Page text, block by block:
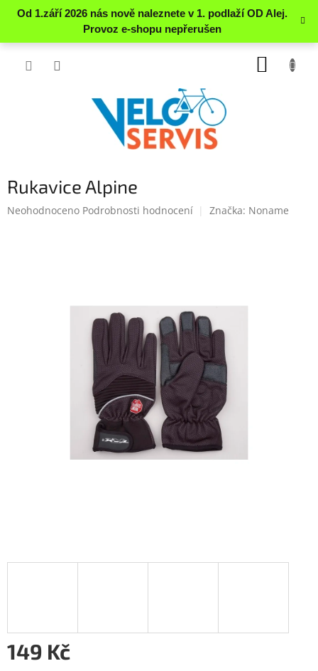
Přejít
Rukavice Alpine
Průměrné
Neohodnoceno Podrobnosti hodnocení Značka: Noname
149 Kč